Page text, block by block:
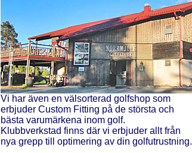
Vi har även en välsorterad golfshop som
erbjuder Custom Fitting på de största och
bästa varumärkena inom golf.
Klubbverkstad finns där vi erbjuder allt från
nya grepp till optimering av din golfutrustning.